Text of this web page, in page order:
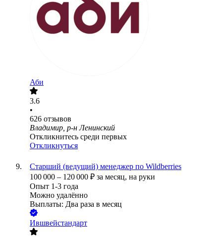
Аби
3.6
•
626 отзывов
Владимир, р-н Ленинский
Откликнитесь среди первых
Откликнуться
Старший (ведущий) менеджер по Wildberries
100 000 – 120 000 ₽ за месяц, на руки
Опыт 1-3 года
Можно удалённо
Выплаты: Два раза в месяц
Ившвейстандарт